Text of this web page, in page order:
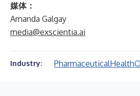
媒体：
Amanda Galgay
media@exscientia.ai
Industry: PharmaceuticalHealth